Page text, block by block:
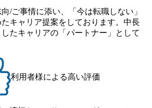
以上 ● 戦略コンサルタント ・4年生大
のいずれかの実務経験を有する方
ムでのコンサルティング経験2年以
部門におけるコンサルティング経験2
ーを持ってチャレンジできる方 ・自ら
イアント動向を把握し、クライアント
積極的に関わることができる方 ・ス
せていただきます。ご了承ください。
会社説明会 → 面接(会社説明会終了
てリモートにて実施します。 ※参加
の面接案内をお送りいたします。 ※
なり、事前に適性検査をご受検いた
ジタルイノベーション事業部でのポジ
ます。 ご経験やスキル、そして適性や
以下のいずれかの役割でご活躍いただ
レバテック株式会社の雇用となりま
/ご事情に添い、「今は転職しない」
キャリア提案をしております。中長
たキャリアの「パートナー」として
利用者様による高い評価